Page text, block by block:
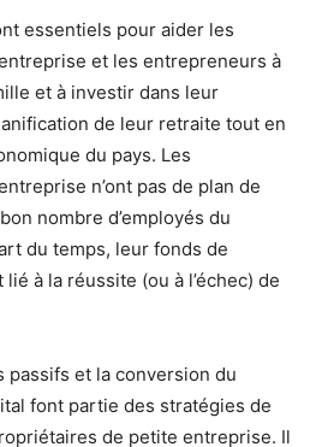
essentiels pour aider les
et les entrepreneurs à
et à investir dans leur
de leur retraite tout en
du pays. Les
n’ont pas de plan de
nombre d’employés du
du temps, leur fonds de
à la réussite (ou à l’échec) de
passifs et la conversion du
font partie des stratégies de
de petite entreprise. Il